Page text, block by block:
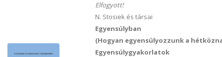
Elfogyott!
N. Stosiek és társai
Egyensúlyban
(Hogyan egyensúlyozzunk a
Egyensúlygyakorlatok